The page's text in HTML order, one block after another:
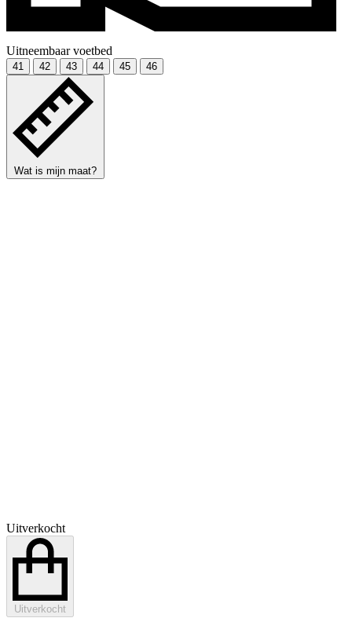
Uitneembaar voetbed
41 42 43 44 45 46
Wat is mijn maat?
Uitverkocht
Uitverkocht